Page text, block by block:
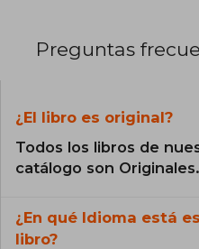
Preguntas
¿El libro es original?
Todos los libros de
catálogo son Originales.
¿En qué Idioma está
libro?